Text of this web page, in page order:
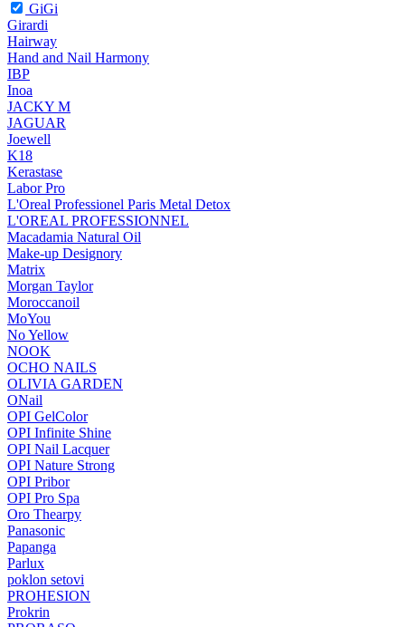
GiGi
Girardi
Hairway
Hand and Nail Harmony
IBP
Inoa
JACKY M
JAGUAR
Joewell
K18
Kerastase
Labor Pro
L'Oreal Professionel Paris Metal Detox
L'OREAL PROFESSIONNEL
Macadamia Natural Oil
Make-up Designory
Matrix
Morgan Taylor
Moroccanoil
MoYou
No Yellow
NOOK
OCHO NAILS
OLIVIA GARDEN
ONail
OPI GelColor
OPI Infinite Shine
OPI Nail Lacquer
OPI Nature Strong
OPI Pribor
OPI Pro Spa
Oro Thearpy
Panasonic
Papanga
Parlux
poklon setovi
PROHESION
Prokrin